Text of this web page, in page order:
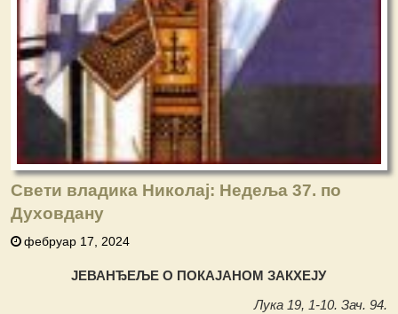
Свети владика Николај: Недеља 37. по
Духовдану
фебруар 17, 2024
ЈЕВАНЂЕЉЕ О ПОКАЈАНОМ ЗАКХЕЈУ
Лука 19, 1-10. Зач. 94.